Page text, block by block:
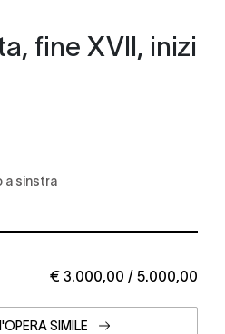
fine XVII, inizi
a sinstra
€ 3.000,00 / 5.000,00
SIMILE